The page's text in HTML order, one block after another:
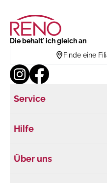
Die behalt' ich gleich an
Finde eine
Service
Hilfe
Über uns